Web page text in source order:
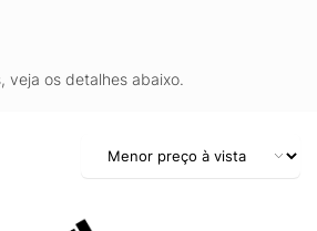
veja os detalhes abaixo.